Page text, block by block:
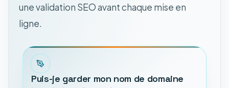
une validation SEO avant chaque mise en
ligne.
Puis-je garder mon nom de domaine